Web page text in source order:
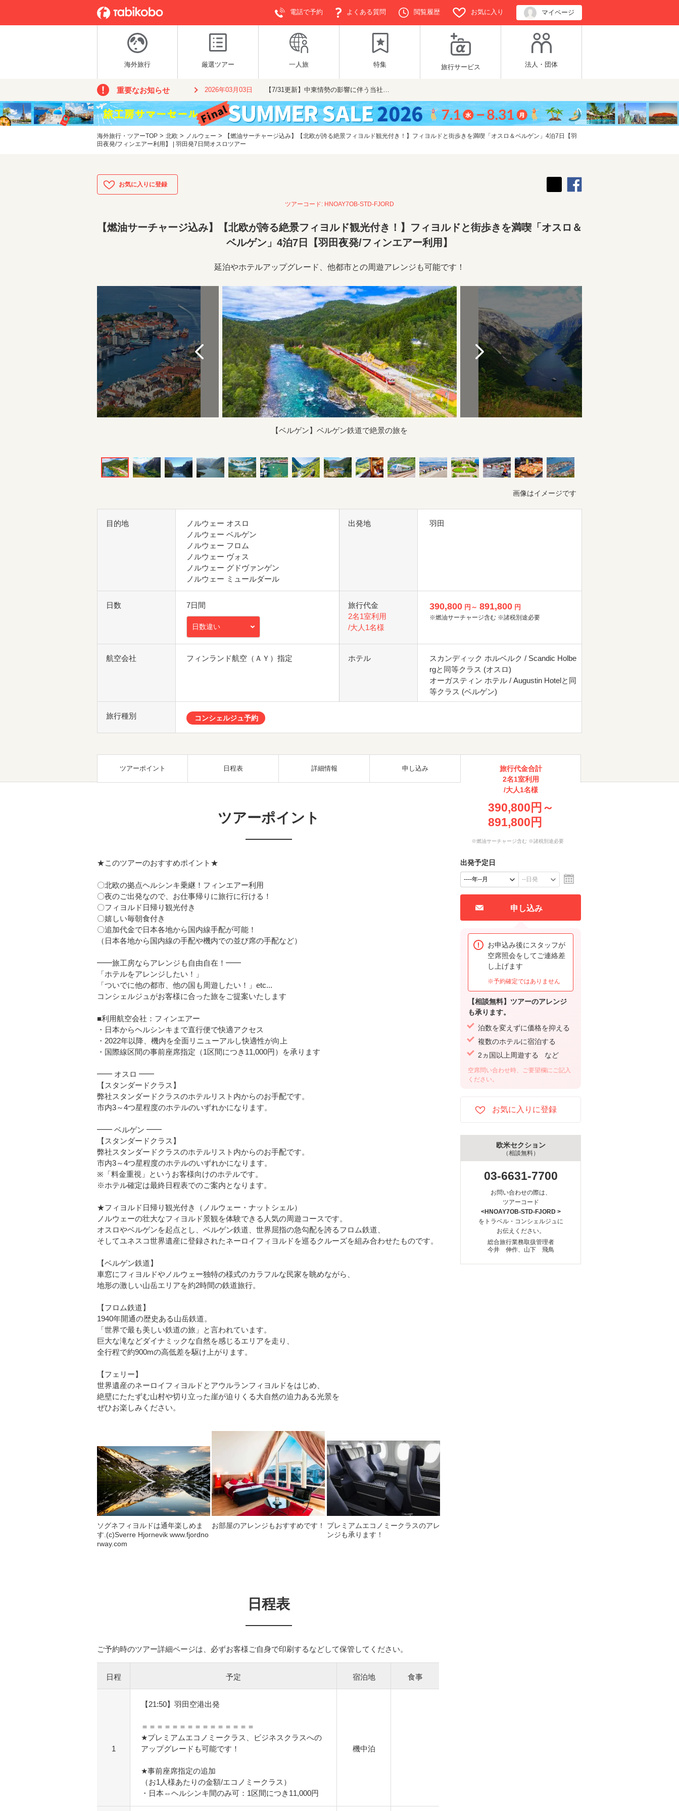
電話で予約 よくある質問 閲覧履歴 お気に入り マイページ
海外旅行 厳選ツアー 一人旅 特集 旅行サービス 法人・団体
重要なお知らせ 2026年03月03日 【7/31更新】中東情勢の影響に伴う当社…
海外旅行・ツアーTOP > 北欧 > ノルウェー >
【燃油サーチャージ込み】【北欧が誇る絶景フィヨルド観光付き！】フィヨルドと街歩きを満喫「オスロ＆ベルゲン」4泊7日【羽
田夜発/フィンエアー利用】 | 羽田発7日間オスロツアー
ツアーコード: HNOAY7OB-STD-FJORD
【燃油サーチャージ込み】【北欧が誇る絶景フィヨルド観光付き！】フィヨルドと街歩きを満喫「オスロ＆
ベルゲン」4泊7日【羽田夜発/フィンエアー利用】
延泊やホテルアップグレード、他都市との周遊アレンジも可能です！
【ベルゲン】ベルゲン鉄道で絶景の旅を
画像はイメージです
目的地
ノルウェー オスロ
ノルウェー ベルゲン
ノルウェー フロム
ノルウェー ヴォス
ノルウェー グドヴァンゲン
ノルウェー ミュールダール
出発地 羽田
日数 7日間
日数違い
旅行代金
2名1室利用
/大人1名様
390,800 円～ 891,800 円
※燃油サーチャージ含む ※諸税別途必要
航空会社 フィンランド航空（ＡＹ）指定 ホテル
スカンディック ホルベルク / Scandic Holbe
rgと同等クラス (オスロ)
オーガスティン ホテル / Augustin Hotelと同
等クラス (ベルゲン)
旅行種別 コンシェルジュ予約
ツアーポイント 日程表 詳細情報 申し込み
ツアーポイント
★このツアーのおすすめポイント★
〇北欧の拠点ヘルシンキ乗継！フィンエアー利用
〇夜のご出発なので、お仕事帰りに旅行に行ける！
〇フィヨルド日帰り観光付き
〇嬉しい毎朝食付き
〇追加代金で日本各地から国内線手配が可能！
（日本各地から国内線の手配や機内での並び席の手配など）
━━旅工房ならアレンジも自由自在！━━
「ホテルをアレンジしたい！」
「ついでに他の都市、他の国も周遊したい！」etc...
コンシェルジュがお客様に合った旅をご提案いたします
■利用航空会社：フィンエアー
・日本からヘルシンキまで直行便で快適アクセス
・2022年以降、機内を全面リニューアルし快適性が向上
・国際線区間の事前座席指定（1区間につき11,000円）を承ります
━━ オスロ ━━
【スタンダードクラス】
弊社スタンダードクラスのホテルリスト内からのお手配です。
市内3～4つ星程度のホテルのいずれかになります。
━━ ベルゲン ━━
【スタンダードクラス】
弊社スタンダードクラスのホテルリスト内からのお手配です。
市内3～4つ星程度のホテルのいずれかになります。
※「料金重視」というお客様向けのホテルです。
※ホテル確定は最終日程表でのご案内となります。
★フィヨルド日帰り観光付き（ノルウェー・ナットシェル）
ノルウェーの壮大なフィヨルド景観を体験できる人気の周遊コースです。
オスロやベルゲンを起点とし、ベルゲン鉄道、世界屈指の急勾配を誇るフロム鉄道、
そしてユネスコ世界遺産に登録されたネーロイフィヨルドを巡るクルーズを組み合わせたものです。
【ベルゲン鉄道】
車窓にフィヨルドやノルウェー独特の様式のカラフルな民家を眺めながら、
地形の激しい山岳エリアを約2時間の鉄道旅行。
【フロム鉄道】
1940年開通の歴史ある山岳鉄道。
「世界で最も美しい鉄道の旅」と言われています。
巨大な滝などダイナミックな自然を感じるエリアを走り、
全行程で約900mの高低差を駆け上がります。
【フェリー】
世界遺産のネーロイフィヨルドとアウルランフィヨルドをはじめ、
絶壁にたたずむ山村や切り立った崖が迫りくる大自然の迫力ある光景を
ぜひお楽しみください。
ソグネフィヨルドは通年楽しめま
す.(c)Sverre Hjornevik www.fjordno
rway.com
お部屋のアレンジもおすすめです！
プレミアムエコノミークラスのアレ
ンジも承ります！
日程表
ご予約時のツアー詳細ページは、必ずお客様ご自身で印刷するなどして保管してください。
日程 予定 宿泊地 食事
1
【21:50】羽田空港出発
＝＝＝＝＝＝＝＝＝＝＝＝＝＝＝
★プレミアムエコノミークラス、ビジネスクラスへの
アップグレードも可能です！
★事前座席指定の追加
（お1人様あたりの金額/エコノミークラス）
・日本⇔ヘルシンキ間のみ可：1区間につき11,000円
機中泊
旅行代金合計
2名1室利用
/大人1名様
390,800円～
891,800円
※燃油サーチャージ含む ※諸税別途必要
出発予定日
申し込み
お申込み後にスタッフが
空席照会をしてご連絡差
し上げます
※予約確定ではありません
【相談無料】ツアーのアレンジ
も承ります。
泊数を変えずに価格を抑える
複数のホテルに宿泊する
2ヵ国以上周遊する など
空席問い合わせ時、ご要望欄にご記入
ください。
欧米セクション
（相談無料）
03-6631-7700
お問い合わせの際は、
ツアーコード
<HNOAY7OB-STD-FJORD >
をトラベル・コンシェルジュに
お伝えください。
総合旅行業務取扱管理者
今井 伸作、山下 飛鳥